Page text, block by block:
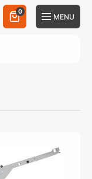
0
MENU